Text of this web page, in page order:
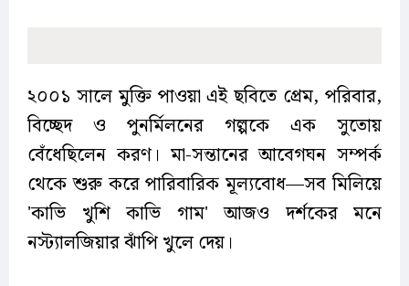
২০০১ সালে মুক্তি পাওয়া এই ছবিতে প্রেম, পরিবার,
বিচ্ছেদ ও পুনর্মিলনের গল্পকে এক সুতোয়
বেঁধেছিলেন করণ। মা-সন্তানের আবেগঘন সম্পর্ক
থেকে শুরু করে পারিবারিক মূল্যবোধ—সব মিলিয়ে
'কাভি খুশি কাভি গাম' আজও দর্শকের মনে
নস্ট্যালজিয়ার ঝাঁপি খুলে দেয়।